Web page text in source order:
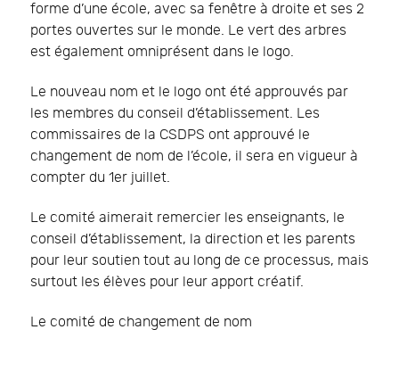
forme d’une école, avec sa fenêtre à droite et ses 2
portes ouvertes sur le monde. Le vert des arbres
est également omniprésent dans le logo.
Le nouveau nom et le logo ont été approuvés par
les membres du conseil d’établissement. Les
commissaires de la CSDPS ont approuvé le
changement de nom de l’école, il sera en vigueur à
compter du 1er juillet.
Le comité aimerait remercier les enseignants, le
conseil d’établissement, la direction et les parents
pour leur soutien tout au long de ce processus, mais
surtout les élèves pour leur apport créatif.
Le comité de changement de nom